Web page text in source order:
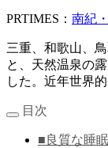
PRTIMES： 南紀
三重、和歌山、
と、天然温泉の
した。近年世界
目次
■良質な睡